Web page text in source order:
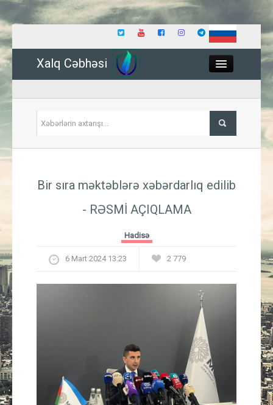
Xalq Cəbhəsi
İqtisadiyyat
Güney Azərbaycan
Mədəniyyət
Müsahibə
İdman
Bir sıra məktəblərə xəbərdarlıq edilib
- RƏSMİ AÇIQLAMA
Hadisə
6 Mart 2024 13:23 2 779